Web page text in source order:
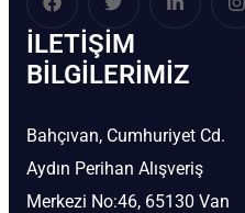
İLETIŞIM
BİLGILERIMIZ
Bahçıvan, Cumhuriyet Cd.
Aydın Perihan Alışveriş
Merkezi No:46, 65130 Van